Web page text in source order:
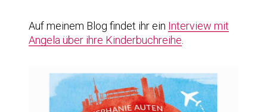
Auf meinem Blog findet ihr ein Interview mit
Angela über ihre Kinderbuchreihe